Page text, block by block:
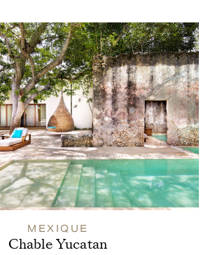
MEXIQUE
Chable Yucatan